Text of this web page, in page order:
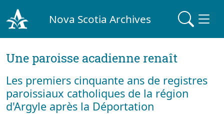
Nova Scotia Archives
Une paroisse acadienne renaît
Les premiers cinquante ans de registres
paroissiaux catholiques de la région
d'Argyle après la Déportation